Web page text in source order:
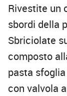
Rivestite un
sbordi della
Sbriciolate
composto
pasta
con valvola